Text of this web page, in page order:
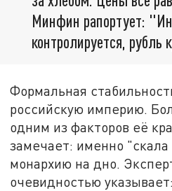
Минфин рапортует:
контролируется, рубль
Формальная
российскую империю.
одним из факторов её
замечает: именно "скала
монархию на дно.
очевидностью указывает: